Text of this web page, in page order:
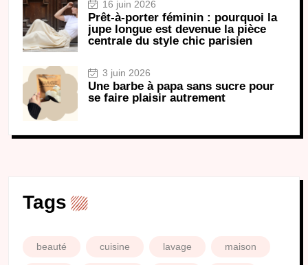
16 juin 2026
Prêt-à-porter féminin : pourquoi la
jupe longue est devenue la pièce
centrale du style chic parisien
3 juin 2026
Une barbe à papa sans sucre pour
se faire plaisir autrement
Tags
beauté cuisine lavage maison